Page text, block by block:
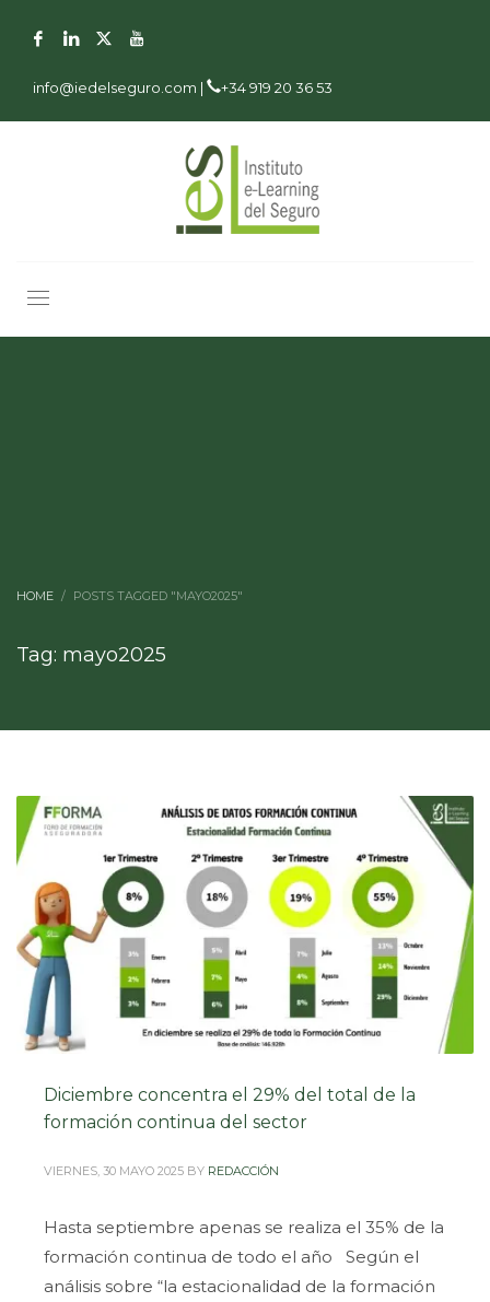
info@iedelseguro.com | +34 919 20 36 53
HOME POSTS TAGGED "MAYO2025"
Tag: mayo2025
Diciembre concentra el 29% del total de la
formación continua del sector
VIERNES, 30 MAYO 2025 BY REDACCIÓN
Hasta septiembre apenas se realiza el 35% de la
formación continua de todo el año Según el
análisis sobre “la estacionalidad de la formación